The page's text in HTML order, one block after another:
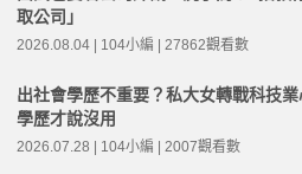
取公司」
2026.08.04 | 104小編 | 27862觀看數
出社會學歷不重要？私大女轉戰科技
學歷才說沒用
2026.07.28 | 104小編 | 2007觀看數